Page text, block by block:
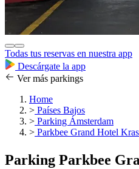
Todas tus reservas en nuestra app
Descárgate la app
Ver más parkings
Home
> Países Bajos
> Parking Ámsterdam
> Parkbee Grand Hotel
Parking Parkbee